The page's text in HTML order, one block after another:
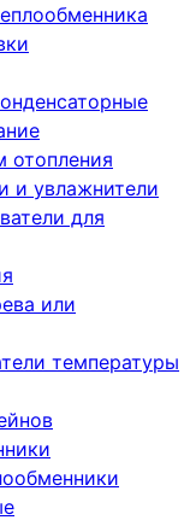
отопления
и увлажнители
для
или
температуры